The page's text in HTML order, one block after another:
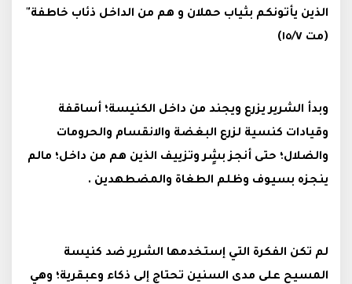
الذين يأتونكم بثياب حملان و هم من الداخل ذئاب خاطفة"
(مت ١٥/٧)
وبدأ الشرير يزرع ويجند من داخل الكنيسة؛ أساقفة
وقيادات كنسية لزرع البغضة والانقسام والحرومات
والضلال؛ حتى أنجز بشٍر وتزييف الذين هم من داخل؛ مالم
ينجزه بسيوف وظلم الطغاة والمضطهدين .
لم تكن الفكرة التي إستخدمها الشرير ضد كنيسة
المسيح على مدى السنين تحتاج إلى ذكاء وعبقرية؛ وهي